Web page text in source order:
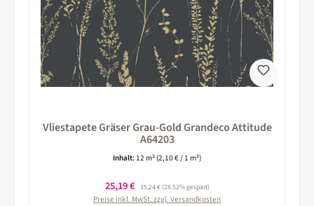
Vliestapete Gräser Grau-Gold Grandeco Attitude
A64203
Inhalt: 12 m² (2,10 € / 1 m²)
Verkaufspreis:
25,19 € Regulärer Preis:
35,24 €(28.52% gespart)
Preise inkl. MwSt. zzgl. Versandkosten